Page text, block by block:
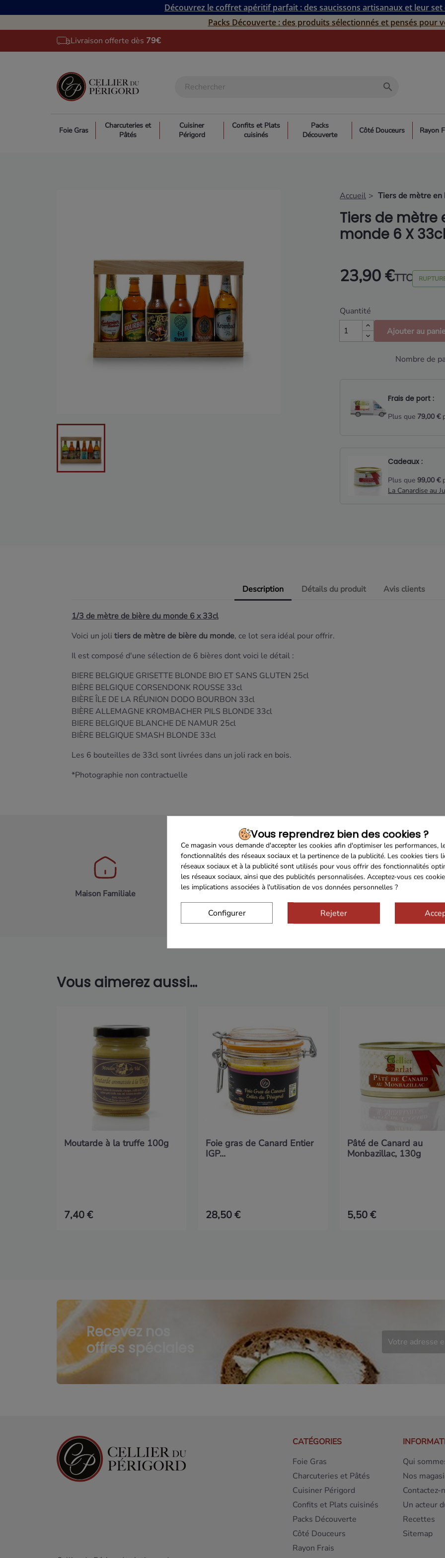
Découvrez le coffret apéritif parfait : des saucissons artisanaux et leur
Packs Découverte : des produits sélectionnés et pensés pour
Livraison offerte dès 79€
search
Foie Gras
Charcuteries et
Pâtés
Cuisiner
Périgord
Confits et Plats
cuisinés
Packs
Découverte
Côté Douceurs Rayon
Accueil Tiers de mètre en
Tiers de mètre
monde 6 X 33cl
23,90 €TTC
Quantité
Ajouter au
Nombre de
Frais de port :
Plus que 79,00 €
Cadeaux :
Plus que 99,00 €
La Canardise au
Description Détails du produit Avis clients
1/3 de mètre de bière du monde 6 x 33cl
Voici un joli tiers de mètre de bière du monde, ce lot sera idéal pour offrir.
Il est composé d'une sélection de 6 bières dont voici le détail :
BIERE BELGIQUE GRISETTE BLONDE BIO ET SANS GLUTEN 25cl
BIÈRE BELGIQUE CORSENDONK ROUSSE 33cl
BIÈRE ÎLE DE LA RÉUNION DODO BOURBON 33cl
BIÈRE ALLEMAGNE KROMBACHER PILS BLONDE 33cl
BIERE BELGIQUE BLANCHE DE NAMUR 25cl
BIÈRE BELGIQUE SMASH BLONDE 33cl
Les 6 bouteilles de 33cl sont livrées dans un joli rack en bois.
*Photographie non contractuelle
Maison Familiale Paiement Sécurisé Franco de port 79€
Vous aimerez aussi...
Moutarde à la truffe 100g
7,40 €
Foie gras de Canard Entier
IGP...
28,50 €
Pâté de Canard au
Monbazillac, 130g
5,50 €
Recevez nos
offres spéciales
CATÉGORIES
Foie Gras
Charcuteries et Pâtés
Cuisiner Périgord
Confits et Plats cuisinés
Packs Découverte
Côté Douceurs
Rayon Frais
Qui
Nos
Contactez-
Un acteur
Recettes
Sitemap
Vous reprendrez bien des cookies ?
Ce magasin vous demande d'accepter les cookies afin d'optimiser les performances,
fonctionnalités des réseaux sociaux et la pertinence de la publicité. Les cookies tiers
réseaux sociaux et à la publicité sont utilisés pour vous offrir des fonctionnalités
les réseaux sociaux, ainsi que des publicités personnalisées. Acceptez-vous ces
les implications associées à l'utilisation de vos données personnelles ?
Configurer Rejeter